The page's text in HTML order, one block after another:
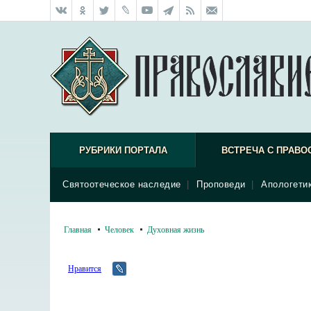
РУБРИКИ ПОРТАЛА ВСТРЕЧА С
Святоотеческое наследие Проповеди
Главная Человек Духовная жизнь
Нравится